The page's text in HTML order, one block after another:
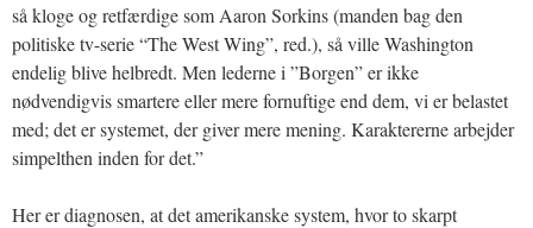
så kloge og retfærdige som Aaron Sorkins (manden bag den
politiske tv-serie “The West Wing”, red.), så ville Washington
endelig blive helbredt. Men lederne i ”Borgen” er ikke
nødvendigvis smartere eller mere fornuftige end dem, vi er belastet
med; det er systemet, der giver mere mening. Karaktererne arbejder
simpelthen inden for det.”
Her er diagnosen, at det amerikanske system, hvor to skarpt